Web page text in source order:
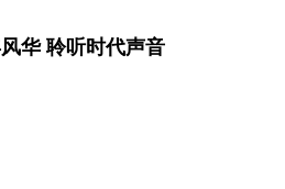
华 聆听时代声音